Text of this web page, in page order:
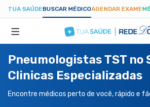
TUA SAÚDEBUSCAR MÉDICOAGENDAR EXAME
ESPECIALIDADES
HOSPITAIS
Pneumologistas TST no
Clinicas Especializadas
Encontre médicos perto de você, rápido e